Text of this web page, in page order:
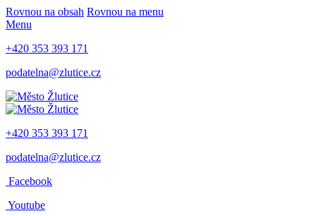
Rovnou na obsah Rovnou na menu
Menu
+420 353 393 171
podatelna@zlutice.cz
+420 353 393 171
podatelna@zlutice.cz
Facebook
Youtube